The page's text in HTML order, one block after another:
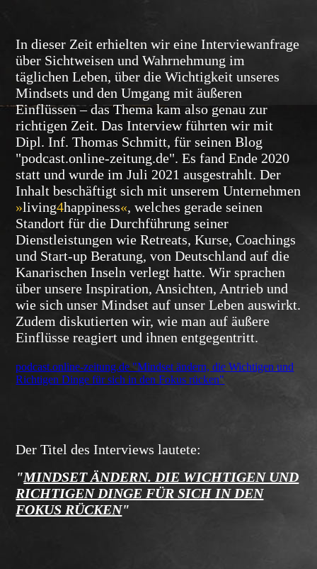
In dieser Zeit erhielten wir eine Interviewanfrage
über Sichtweisen und Wahrnehmung im
täglichen Leben, über die Wichtigkeit unseres
Mindsets und den Umgang mit äußeren
Einflüssen – das Thema kam also genau zur
richtigen Zeit. Das Interview führten wir mit
Dipl. Inf. Thomas Schmitt, für seinen Blog
"podcast.online-zeitung.de". Es fand Ende 2020
statt und wurde im Juli 2021 ausgestrahlt. Der
Inhalt beschäftigt sich mit unserem Unternehmen
»living4happiness«, welches gerade seinen
Standort für die Durchführung seiner
Dienstleistungen wie Retreats, Kurse, Coachings
und Start-up Beratung, von Deutschland auf die
Kanarischen Inseln verlegt hatte. Wir sprachen
über unsere Inspiration, Ansichten, Antrieb und
wie sich unser Mindset auf unser Leben auswirkt.
Zudem diskutierten wir, wie man auf äußere
Einflüsse reagiert und ihnen entgegentritt.
podcast.online-zeitung.de "Mindset ändern, die Wichtigen und
Richtigen Dinge für sich in den Fokus rücken"
Der Titel des Interviews lautete:
"MINDSET ÄNDERN. DIE WICHTIGEN UND
RICHTIGEN DINGE FÜR SICH IN DEN
FOKUS RÜCKEN"